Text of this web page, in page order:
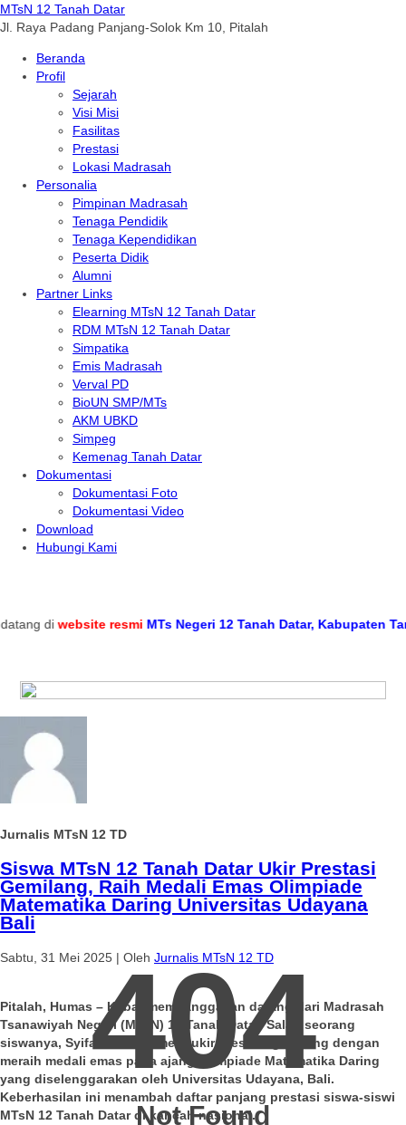
MTsN 12 Tanah Datar
Jl. Raya Padang Panjang-Solok Km 10, Pitalah
Beranda
Profil
Sejarah
Visi Misi
Fasilitas
Prestasi
Lokasi Madrasah
Personalia
Pimpinan Madrasah
Tenaga Pendidik
Tenaga Kependidikan
Peserta Didik
Alumni
Partner Links
Elearning MTsN 12 Tanah Datar
RDM MTsN 12 Tanah Datar
Simpatika
Emis Madrasah
Verval PD
BioUN SMP/MTs
AKM UBKD
Simpeg
Kemenag Tanah Datar
Dokumentasi
Dokumentasi Foto
Dokumentasi Video
Download
Hubungi Kami
diwebsite resmi MTs Negeri 12 Tanah Datar, Kabupaten
Jurnalis MTsN 12 TD
Siswa MTsN 12 Tanah Datar Ukir Prestasi
Gemilang, Raih Medali Emas Olimpiade
Matematika Daring Universitas Udayana
Bali
Sabtu, 31 Mei 2025 | Oleh Jurnalis MTsN 12 TD
Pitalah, Humas – Kabar membanggakan datang dari Madrasah
Tsanawiyah Negeri (MTsN) 12 Tanah Datar. Salah seorang
siswanya, Syifa, berhasil mengukir prestasi gemilang dengan
meraih medali emas pada ajang Olimpiade Matematika Daring
yang diselenggarakan oleh Universitas Udayana, Bali.
Keberhasilan ini menambah daftar panjang prestasi siswa-siswi
MTsN 12 Tanah Datar di kancah nasional.
404
Not Found